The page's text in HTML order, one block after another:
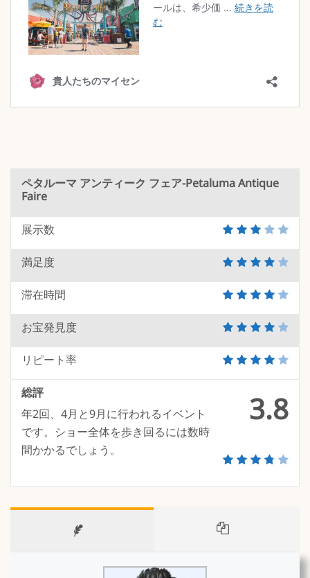
ペタルーマ アンティーク フェア-Petaluma Antique
Faire
展示数
満足度
滞在時間
お宝発見度
リピート率
3.8
総評
年2回、4月と9月に行われるイベント
です。ショー全体を歩き回るには数時
間かかるでしょう。